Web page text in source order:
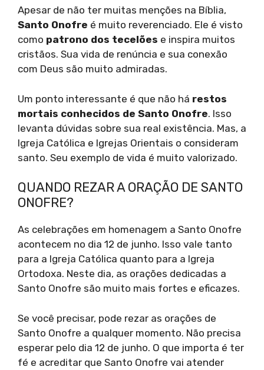
Apesar de não ter muitas menções na Bíblia,
Santo Onofre é muito reverenciado. Ele é visto
como patrono dos tecelões e inspira muitos
cristãos. Sua vida de renúncia e sua conexão
com Deus são muito admiradas.
Um ponto interessante é que não há restos
mortais conhecidos de Santo Onofre. Isso
levanta dúvidas sobre sua real existência. Mas, a
Igreja Católica e Igrejas Orientais o consideram
santo. Seu exemplo de vida é muito valorizado.
QUANDO REZAR A ORAÇÃO DE SANTO
ONOFRE?
As celebrações em homenagem a Santo Onofre
acontecem no dia 12 de junho. Isso vale tanto
para a Igreja Católica quanto para a Igreja
Ortodoxa. Neste dia, as orações dedicadas a
Santo Onofre são muito mais fortes e eficazes.
Se você precisar, pode rezar as orações de
Santo Onofre a qualquer momento. Não precisa
esperar pelo dia 12 de junho. O que importa é ter
fé e acreditar que Santo Onofre vai atender